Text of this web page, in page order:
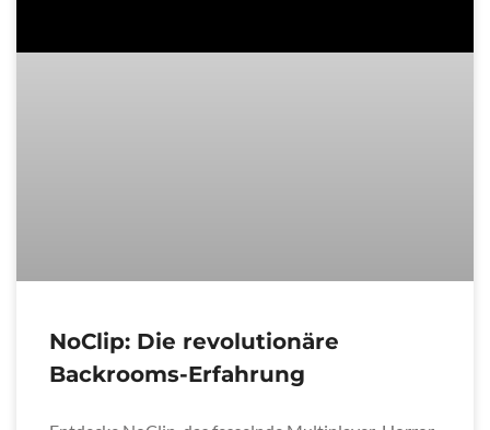
NoClip: Die revolutionäre
Backrooms-Erfahrung